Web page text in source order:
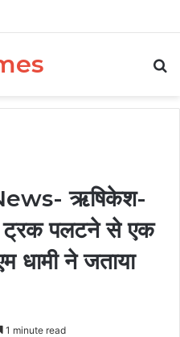
ऋषिकेश-
ट्रक पलटने से एक
धामी ने जताया
1 minute read